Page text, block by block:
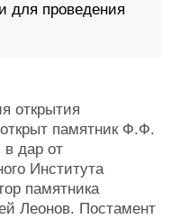
для проведения
открытия
памятник Ф.Ф.
в дар от
Института
памятника
Леонов. Постамент